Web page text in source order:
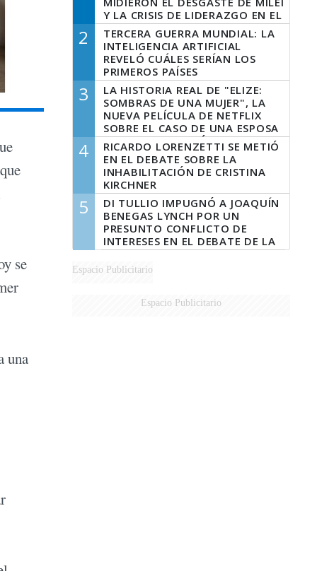
se
una
Y LA CRISIS DE LIDERAZGO EN EL
PERONISMO
2
TERCERA GUERRA MUNDIAL: LA
INTELIGENCIA ARTIFICIAL
REVELÓ CUÁLES SERÍAN LOS
PRIMEROS PAÍSES
LATINOAMERICANOS EN SER
DERROTADOS
3
LA HISTORIA REAL DE "ELIZE:
SOMBRAS DE UNA MUJER", LA
NUEVA PELÍCULA DE NETFLIX
SOBRE EL CASO DE UNA ESPOSA
QUE DESCUARTIZÓ A SU
MARIDO
4
RICARDO LORENZETTI SE METIÓ
EN EL DEBATE SOBRE LA
INHABILITACIÓN DE CRISTINA
KIRCHNER
5
DI TULLIO IMPUGNÓ A JOAQUÍN
BENEGAS LYNCH POR UN
PRESUNTO CONFLICTO DE
INTERESES EN EL DEBATE DE LA
LEY DE TIERRAS
Espacio Publicitario
Espacio Publicitario